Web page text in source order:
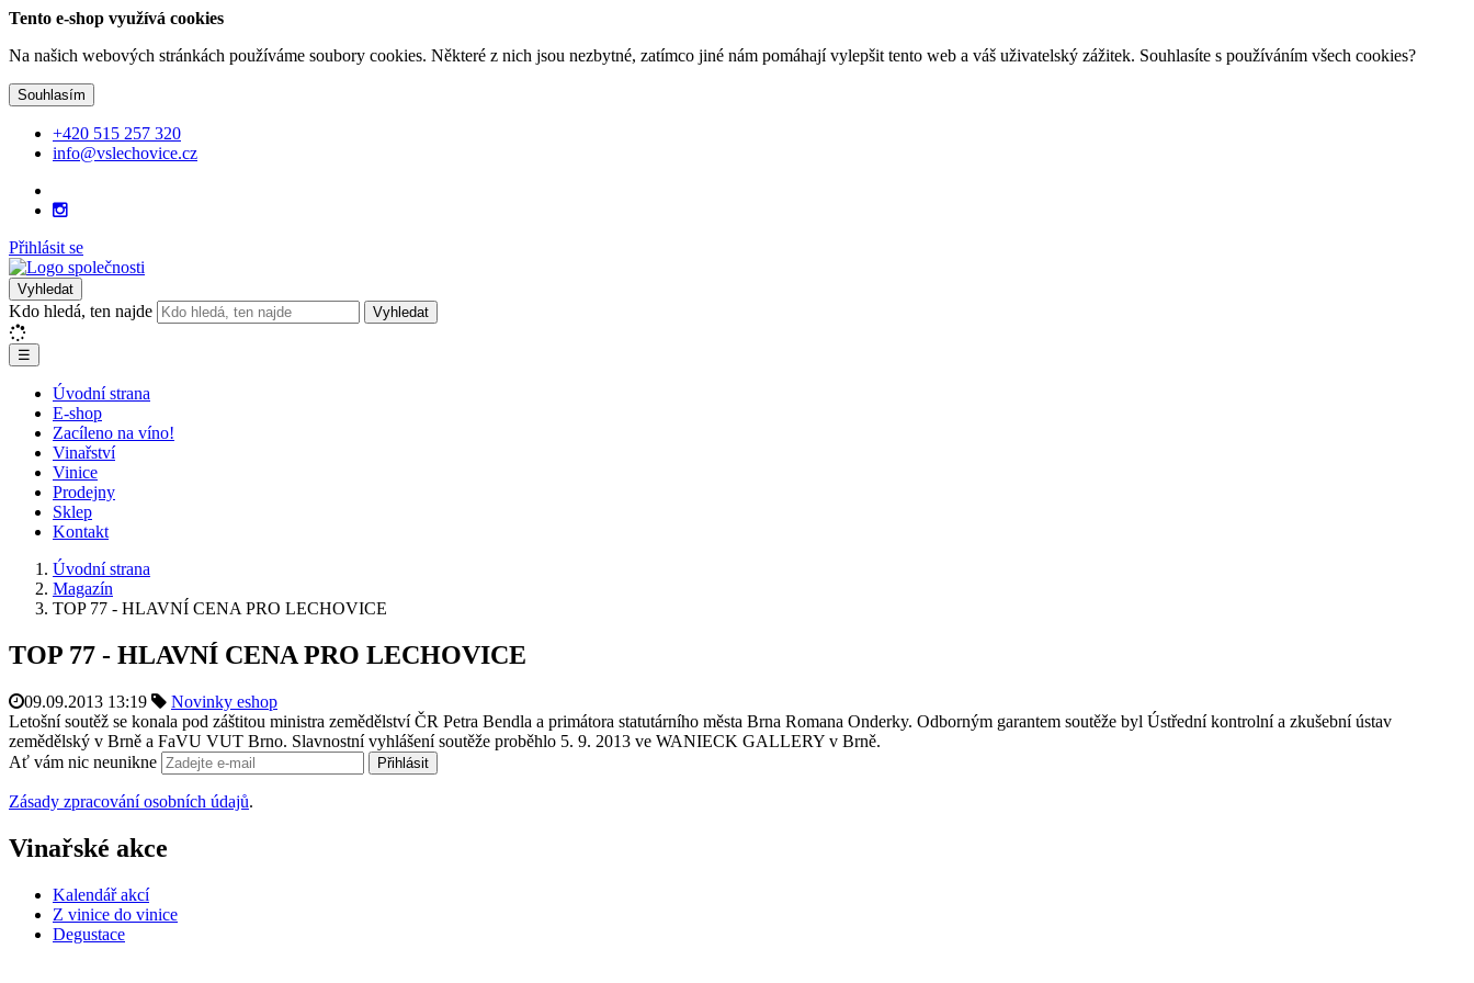
Tento e-shop využívá cookies
Na našich webových stránkách používáme soubory cookies. Některé z nich jsou nezbytné, zatímco jiné nám pomáhají vylepšit tento web a váš uživatelský zážitek. Souhlasíte s používáním všech cookies?
Souhlasím
+420 515 257 320
info@vslechovice.cz
Přihlásit se
Vyhledat
Kdo hledá, ten najde Vyhledat
☰
Úvodní strana
E-shop
Zacíleno na víno!
Vinařství
Vinice
Prodejny
Sklep
Kontakt
Úvodní strana
Magazín
TOP 77 - HLAVNÍ CENA PRO LECHOVICE
TOP 77 - HLAVNÍ CENA PRO LECHOVICE
09.09.2013 13:19
Novinky eshop
Letošní soutěž se konala pod záštitou ministra zemědělství ČR Petra Bendla a primátora statutárního města Brna Romana Onderky. Odborným garantem soutěže byl Ústřední kontrolní a zkušební ústav
zemědělský v Brně a FaVU VUT Brno. Slavnostní vyhlášení soutěže proběhlo 5. 9. 2013 ve WANIECK GALLERY v Brně.
Ať vám nic neunikne
Přihlásit
Zásady zpracování osobních údajů.
Vinařské akce
Kalendář akcí
Z vinice do vinice
Degustace